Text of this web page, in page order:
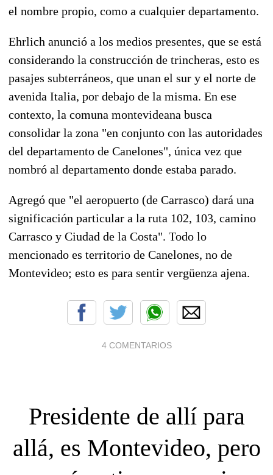
el nombre propio, como a cualquier departamento.
Ehrlich anunció a los medios presentes, que se está
considerando la construcción de trincheras, esto es
pasajes subterráneos, que unan el sur y el norte de
avenida Italia, por debajo de la misma. En ese
contexto, la comuna montevideana busca
consolidar la zona "en conjunto con las autoridades
del departamento de Canelones", única vez que
nombró al departamento donde estaba parado.
Agregó que "el aeropuerto (de Carrasco) dará una
significación particular a la ruta 102, 103, camino
Carrasco y Ciudad de la Costa". Todo lo
mencionado es territorio de Canelones, no de
Montevideo; esto es para sentir vergüenza ajena.
4 COMENTARIOS
Presidente de allí para
allá, es Montevideo, pero